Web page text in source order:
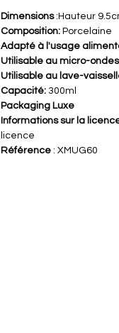
Dimensions:Hauteur
Composition: Porcelaine
Adapté à l'usage
Utilisable au micro-
Utilisable au lave-
Capacité: 300ml
Packaging Luxe
Informations sur la
licence
Référence : XMUG60